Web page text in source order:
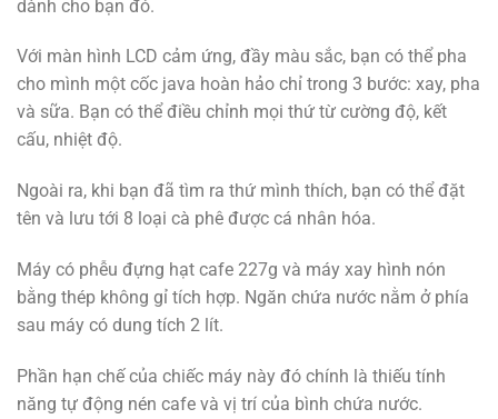
dành cho bạn đó.
Với màn hình LCD cảm ứng, đầy màu sắc, bạn có thể pha
cho mình một cốc java hoàn hảo chỉ trong 3 bước: xay, pha
và sữa. Bạn có thể điều chỉnh mọi thứ từ cường độ, kết
cấu, nhiệt độ.
Ngoài ra, khi bạn đã tìm ra thứ mình thích, bạn có thể đặt
tên và lưu tới 8 loại cà phê được cá nhân hóa.
Máy có phễu đựng hạt cafe 227g và máy xay hình nón
bằng thép không gỉ tích hợp. Ngăn chứa nước nằm ở phía
sau máy có dung tích 2 lít.
Phần hạn chế của chiếc máy này đó chính là thiếu tính
năng tự động nén cafe và vị trí của bình chứa nước.